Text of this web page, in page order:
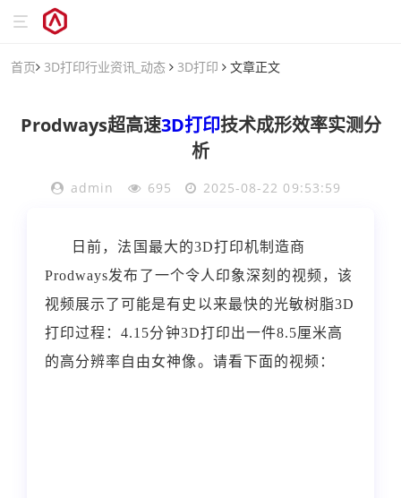
首页 3D打印行业资讯_动态 3D打印 文章正文
Prodways超高速3D打印技术成形效率实测分
析
admin 695 2025-08-22 09:53:59
日前，法国最大的3D打印机制造商
Prodways发布了一个令人印象深刻的视频，该
视频展示了可能是有史以来最快的光敏树脂3D
打印过程：4.15分钟3D打印出一件8.5厘米高
的高分辨率自由女神像。请看下面的视频：